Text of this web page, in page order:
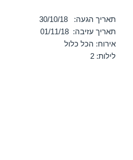
תאריך הגעה: 30/10/18
תאריך עזיבה: 01/11/18
אירוח: הכל כלול
לילות: 2